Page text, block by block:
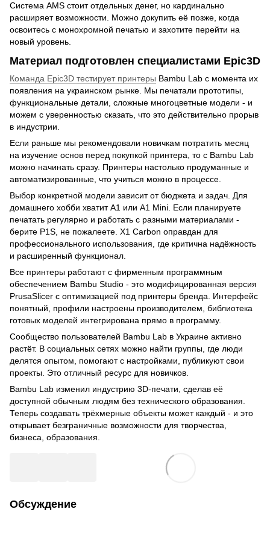
Система AMS стоит отдельных денег, но кардинально
расширяет возможности. Можно докупить её позже, когда
освоитесь с монохромной печатью и захотите перейти на
новый уровень.
Материал подготовлен специалистами Epic3D
Команда Epic3D тестирует принтеры Bambu Lab с момента их
появления на украинском рынке. Мы печатали прототипы,
функциональные детали, сложные многоцветные модели - и
можем с уверенностью сказать, что это действительно прорыв
в индустрии.
Если раньше мы рекомендовали новичкам потратить месяц
на изучение основ перед покупкой принтера, то с Bambu Lab
можно начинать сразу. Принтеры настолько продуманные и
автоматизированные, что учиться можно в процессе.
Выбор конкретной модели зависит от бюджета и задач. Для
домашнего хобби хватит A1 или A1 Mini. Если планируете
печатать регулярно и работать с разными материалами -
берите P1S, не пожалеете. X1 Carbon оправдан для
профессионального использования, где критична надёжность
и расширенный функционал.
Все принтеры работают с фирменным программным
обеспечением Bambu Studio - это модифицированная версия
PrusaSlicer с оптимизацией под принтеры бренда. Интерфейс
понятный, профили настроены производителем, библиотека
готовых моделей интегрирована прямо в программу.
Сообщество пользователей Bambu Lab в Украине активно
растёт. В социальных сетях можно найти группы, где люди
делятся опытом, помогают с настройками, публикуют свои
проекты. Это отличный ресурс для новичков.
Bambu Lab изменил индустрию 3D-печати, сделав её
доступной обычным людям без технического образования.
Теперь создавать трёхмерные объекты может каждый - и это
открывает безграничные возможности для творчества,
бизнеса, образования.
Обсуждение